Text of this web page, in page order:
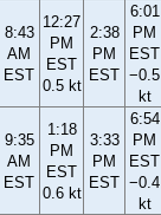
8:43
AM
EST
12:27
PM
EST
0.5 kt
2:38
PM
EST
6:01
PM
EST
−0.5
kt
9:35
AM
EST
1:18
PM
EST
0.6 kt
3:33
PM
EST
6:54
PM
EST
−0.4
kt